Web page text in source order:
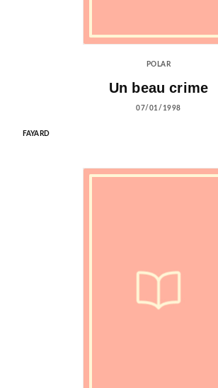
POLAR
Un beau crime
07/01/1998
FAYARD